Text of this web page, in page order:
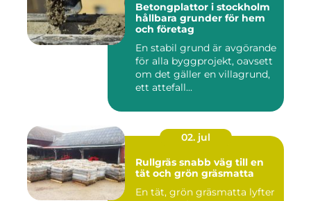
Betongplattor i stockholm
hållbara grunder för hem
och företag
En stabil grund är avgörande
för alla byggprojekt, oavsett
om det gäller en villagrund,
ett attefall...
02. jul
Rullgräs snabb väg till en
tät och grön gräsmatta
En tät, grön gräsmatta lyfter